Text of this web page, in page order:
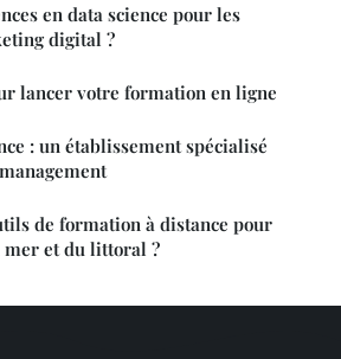
en data science pour les
digital ?
lancer votre formation en ligne
: un établissement spécialisé
de formation à distance pour
et du littoral ?